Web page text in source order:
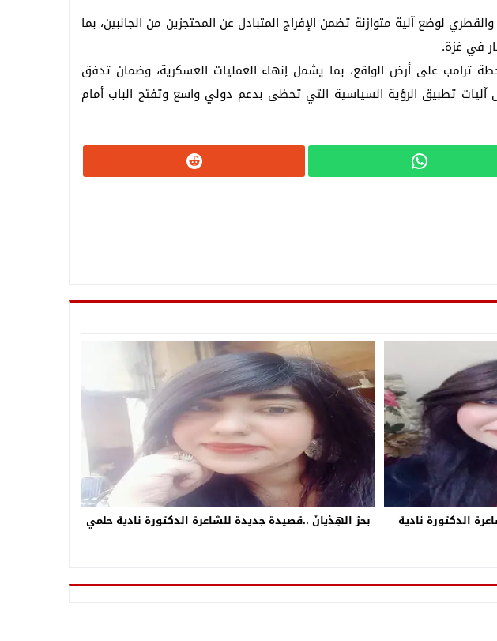
لوضع آلية متوازنة تضمن الإفراج المتبادل عن المحتجزين من الجانبين، بما
في غزة.
ترامب على أرض الواقع، بما يشمل إنهاء العمليات العسكرية، وضمان تدفق
آليات تطبيق الرؤية السياسية التي تحظى بدعم دولي واسع وتفتح الباب أمام
الدكتورة نادية
بحرُ الهِذيانْ ..قصيدة جديدة للشاعرة الدكتورة نادية حلمي